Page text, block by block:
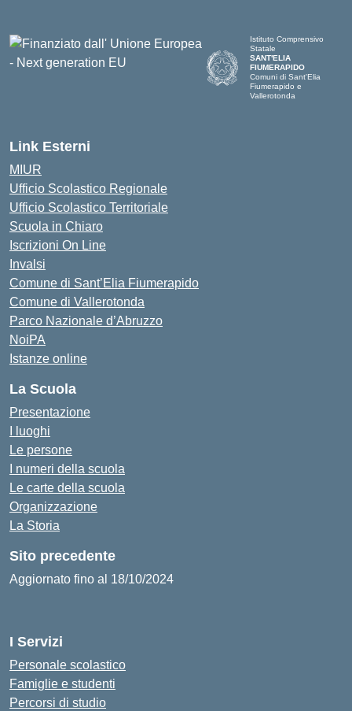
Istituto Comprensivo
Statale
SANT'ELIA
FIUMERAPIDO
Comuni di Sant'Elia
Fiumerapido e
Vallerotonda
Link Esterni
MIUR
Ufficio Scolastico Regionale
Ufficio Scolastico Territoriale
Scuola in Chiaro
Iscrizioni On Line
Invalsi
Comune di Sant’Elia Fiumerapido
Comune di Vallerotonda
Parco Nazionale d’Abruzzo
NoiPA
Istanze online
La Scuola
Presentazione
I luoghi
Le persone
I numeri della scuola
Le carte della scuola
Organizzazione
La Storia
Sito precedente
Aggiornato fino al 18/10/2024
I Servizi
Personale scolastico
Famiglie e studenti
Percorsi di studio